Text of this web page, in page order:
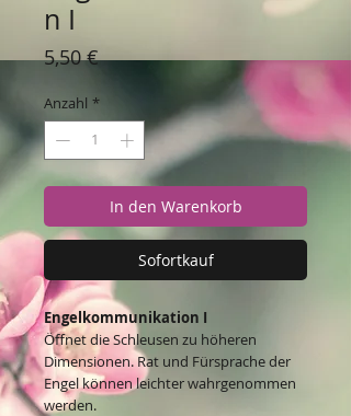
n I
5,50 €Preis
Anzahl *
In den Warenkorb
Sofortkauf
Engelkommunikation I
Öffnet die Schleusen zu höheren
Dimensionen. Rat und Fürsprache der
Engel können leichter wahrgenommen
werden.